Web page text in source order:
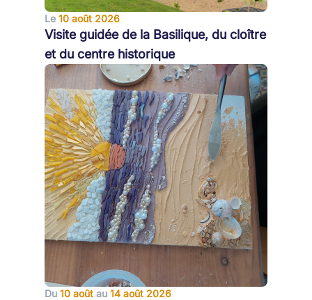
Le 10 août 2026
Visite guidée de la Basilique, du cloître
et du centre historique
Du 10 août au 14 août 2026